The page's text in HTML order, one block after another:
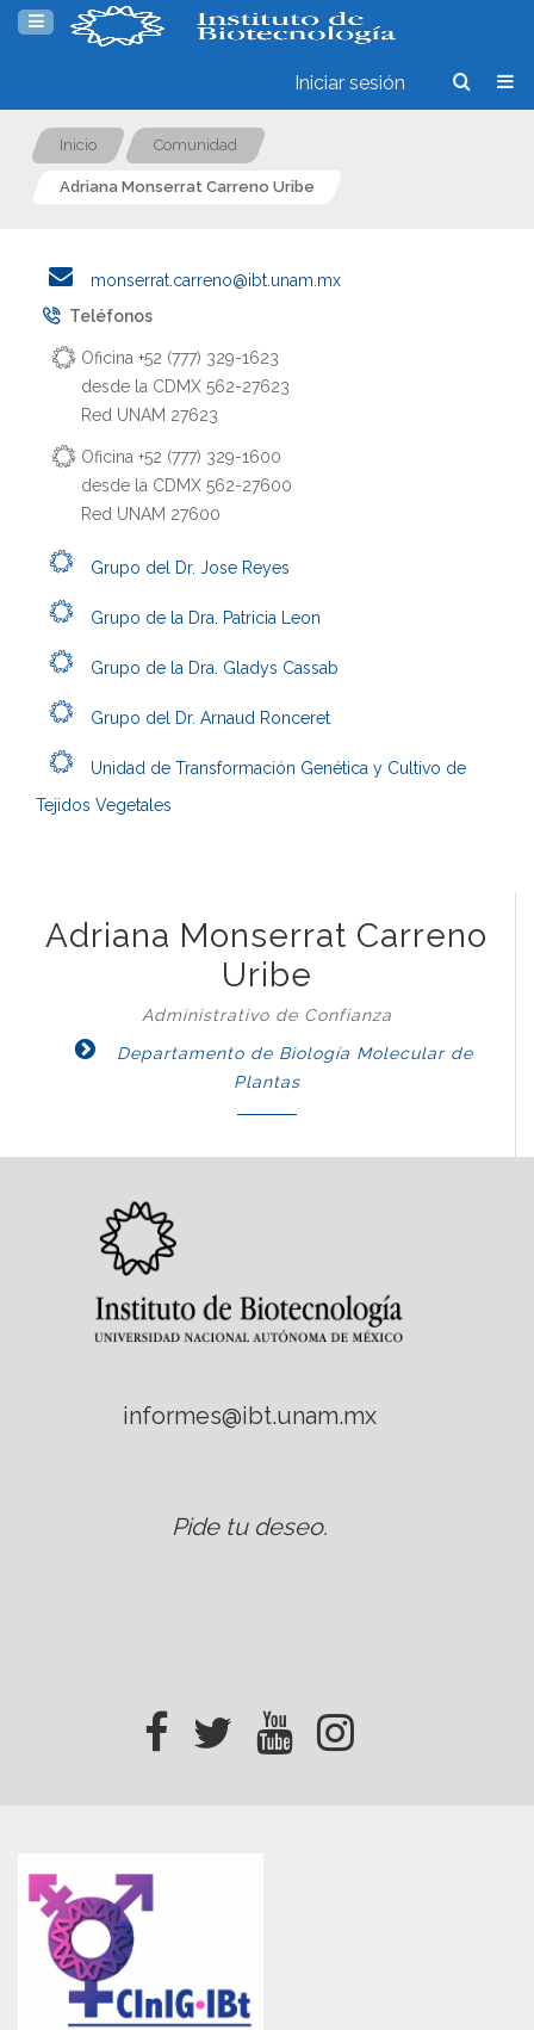
Iniciar sesión
Inicio Comunidad
Adriana Monserrat Carreno Uribe
monserrat.carreno@ibt.unam.mx
Teléfonos
Oficina +52 (777) 329-1623
desde la CDMX 562-27623
Red UNAM 27623
Oficina +52 (777) 329-1600
desde la CDMX 562-27600
Red UNAM 27600
Grupo del Dr. Jose Reyes
Grupo de la Dra. Patricia Leon
Grupo de la Dra. Gladys Cassab
Grupo del Dr. Arnaud Ronceret
Unidad de Transformación Genética y Cultivo de
Tejidos Vegetales
Adriana Monserrat Carreno
Uribe
Administrativo de Confianza
Departamento de Biología Molecular de
Plantas
informes@ibt.unam.mx
Pide tu deseo.